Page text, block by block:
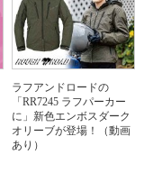
ラフアンドロードの
「RR7245 ラフパーカー
に」新色エンボスダーク
オリーブが登場！（動画
あり）